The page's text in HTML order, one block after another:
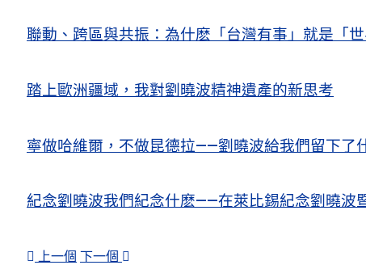
聯動、跨區與共振：為什麽「台灣有事」就是「
踏上歐洲疆域，我對劉曉波精神遺產的新思考
寧做哈維爾，不做昆德拉——劉曉波給我們留下了
紀念劉曉波我們紀念什麽——在萊比錫紀念劉曉波
上一個 下一個